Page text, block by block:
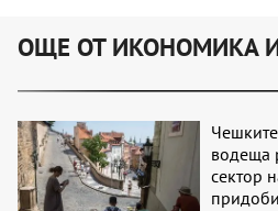
ОЩЕ ОТ ИКОНОМИКА
водеща
сектор